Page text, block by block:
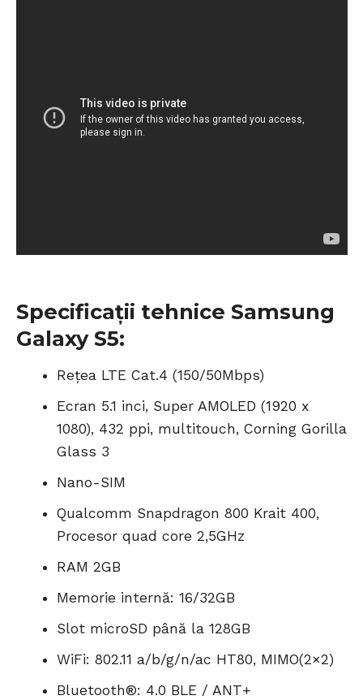
Specificații tehnice Samsung
Galaxy S5:
Rețea LTE Cat.4 (150/50Mbps)
Ecran 5.1 inci, Super AMOLED (1920 x
1080), 432 ppi, multitouch, Corning Gorilla
Glass 3
Nano-SIM
Qualcomm Snapdragon 800 Krait 400,
Procesor quad core 2,5GHz
RAM 2GB
Memorie internă: 16/32GB
Slot microSD până la 128GB
WiFi: 802.11 a/b/g/n/ac HT80, MIMO(2×2)
Bluetooth®: 4.0 BLE / ANT+